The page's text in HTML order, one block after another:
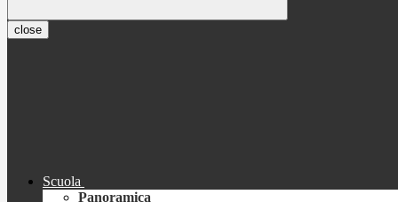
close
Scuola
Panoramica